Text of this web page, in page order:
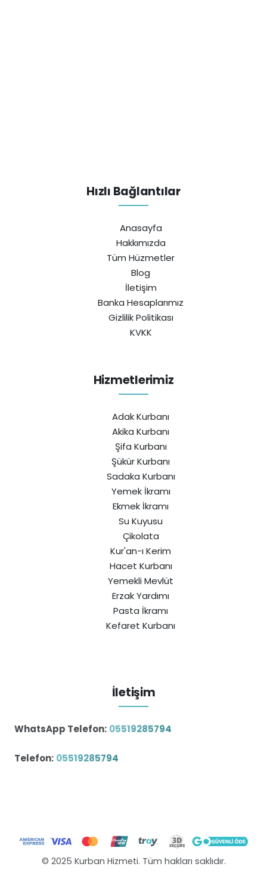
Hızlı Bağlantılar
Anasayfa
Hakkımızda
Tüm Hüzmetler
Blog
İletişim
Banka Hesaplarımız
Gizlilik Politikası
KVKK
Hizmetlerimiz
Adak Kurbanı
Akika Kurbanı
Şifa Kurbanı
Şükür Kurbanı
Sadaka Kurbanı
Yemek İkramı
Ekmek İkramı
Su Kuyusu
Çikolata
Kur'an-ı Kerim
Hacet Kurbanı
Yemekli Mevlüt
Erzak Yardımı
Pasta İkramı
Kefaret Kurbanı
İletişim
WhatsApp Telefon: 05519285794
Telefon: 05519285794
© 2025 Kurban Hizmeti. Tüm hakları saklıdır.